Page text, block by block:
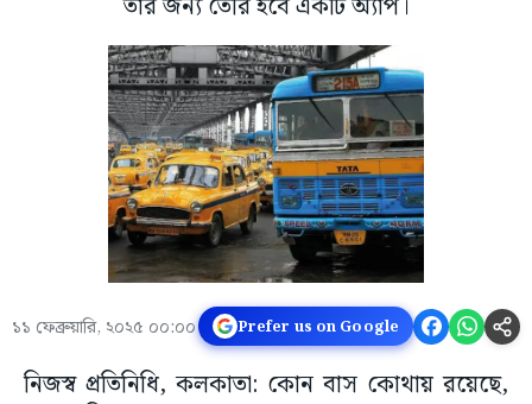
১১ ফেব্রুয়ারি, ২০২৫ ০০:০০ Prefer us on Google
নিজস্ব প্রতিনিধি, কলকাতা: কোন বাস কোথায় রয়েছে,